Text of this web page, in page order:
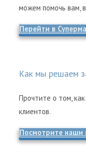
можем помочь вам,
Перейти в
Как мы решаем
Прочтите о том,
клиентов.
Посмотрите наши